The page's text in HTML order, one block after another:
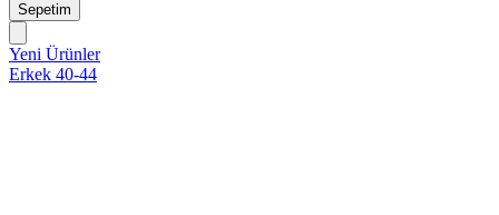
Sepetim
Yeni Ürünler
Erkek 40-44